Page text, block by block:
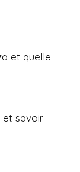
et quelle
et savoir